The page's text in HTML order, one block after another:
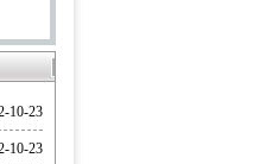
10-23
10-23